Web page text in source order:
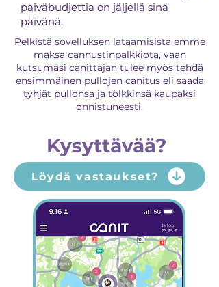
päiväbudjettia on jäljellä sinä
päivänä.
Pelkistä sovelluksen lataamisista emme
maksa cannustinpalkkiota, vaan
kutsumasi canittajan tulee myös tehdä
ensimmäinen pullojen canitus eli saada
tyhjät pullonsa ja tölkkinsä kaupaksi
onnistuneesti.
Kysyttävää?
Löydä vastaukset?